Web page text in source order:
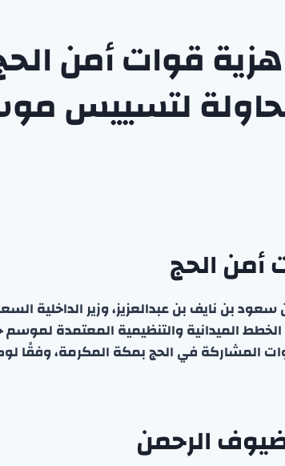
قوات أمن
لتسييس
أمن الحج
بن نايف بن عبدالعزيز، وزير الداخلية
المشاركة في الحج بمكة المكرمة، وفقًا
الرحمن